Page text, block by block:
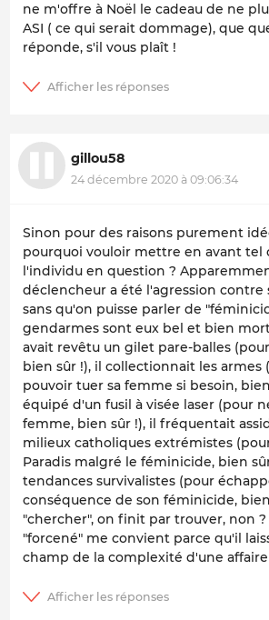
ne m'offre à Noël le cadeau de ne
ASI ( ce qui serait dommage), que
réponde, s'il vous plaît !
gillou58
24 décembre 2020 à 09:06:34
Sinon pour des raisons purement
pourquoi vouloir mettre en avant tel
l'individu en question ?
déclencheur a été l'agression contre
sans qu'on puisse parler de
gendarmes sont eux bel et bien
avait revêtu un gilet pare-balles
bien sûr !), il collectionnait les armes
pouvoir tuer sa femme si besoin,
équipé d'un fusil à visée laser (pour
femme, bien sûr !), il fréquentait
milieux catholiques extrémistes
Paradis malgré le féminicide, bien
tendances survivalistes (pour
conséquence de son féminicide,
"chercher", on finit par trouver, non
"forcené" me convient parce qu'il
champ de la complexité d'une